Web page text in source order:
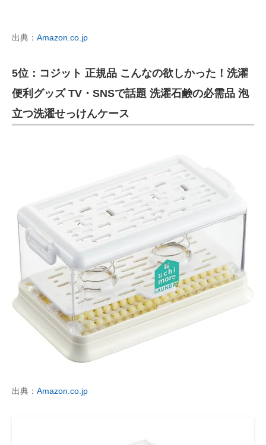
出典： Amazon.co.jp
5位：コジット 正規品 こんなの欲しかった！洗濯
便利グッズ TV・SNSで話題 洗濯石鹸の必需品 泡
立つ洗濯せっけんケース
出典： Amazon.co.jp